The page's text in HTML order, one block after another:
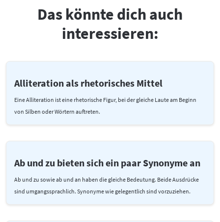
Das könnte dich auch
interessieren:
Alliteration als rhetorisches Mittel
Eine Alliteration ist eine rhetorische Figur, bei der gleiche Laute am Beginn
von Silben oder Wörtern auftreten.
Ab und zu bieten sich ein paar Synonyme an
Ab und zu sowie ab und an haben die gleiche Bedeutung. Beide Ausdrücke
sind umgangssprachlich. Synonyme wie gelegentlich sind vorzuziehen.